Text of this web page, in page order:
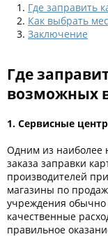
Panasonic
Samsung
Sharp
Toshiba
Для
Ленточные
Тонер и
Где заправить
Как выбрать
Заключение
Где
возможных
1. Сервисные
Одним из наиболее
заказа заправки
производителей
магазины по
учреждения
качественные
правильное